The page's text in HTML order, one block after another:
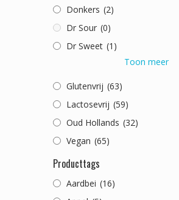
Donkers (2)
Dr Sour (0)
Dr Sweet (1)
Toon meer
Glutenvrij (63)
Lactosevrij (59)
Oud Hollands (32)
Vegan (65)
Producttags
Aardbei (16)